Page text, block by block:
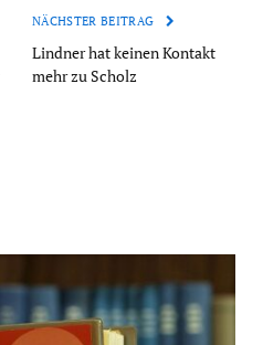
NÄCHSTER BEITRAG
Lindner hat keinen Kontakt
mehr zu Scholz